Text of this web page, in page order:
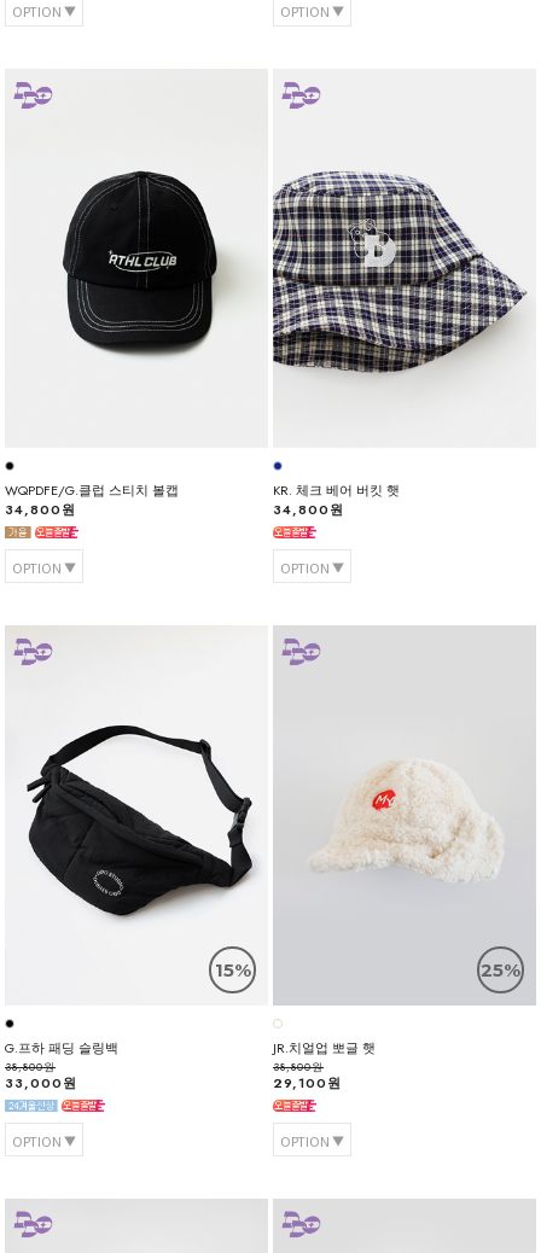
OPTION OPTION
WQPDFE/G.클럽 스티치 볼캡
34,800원
OPTION
KR. 체크 베어 버킷 햇
34,800원
OPTION
15%
G.프하 패딩 슬링백
38,800원
33,000원
OPTION
25%
JR.치얼업 뽀글 햇
38,800원
29,100원
OPTION